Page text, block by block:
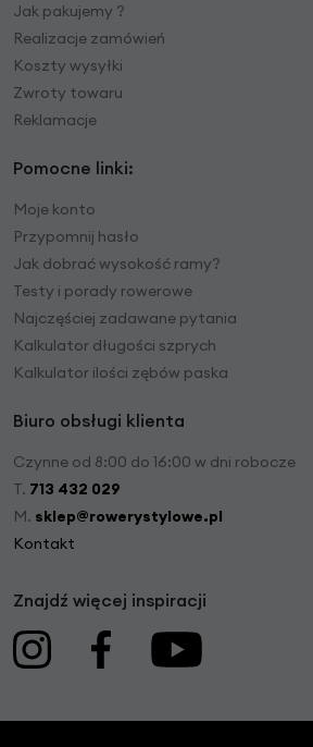
Jak pakujemy ?
Realizacje zamówień
Koszty wysyłki
Zwroty towaru
Reklamacje
Pomocne linki:
Moje konto
Przypomnij hasło
Jak dobrać wysokość ramy?
Testy i porady rowerowe
Najczęściej zadawane pytania
Kalkulator długości szprych
Kalkulator ilości zębów paska
Biuro obsługi klienta
Czynne od 8:00 do 16:00 w dni robocze
T. 713 432 029
M. sklep@rowerystylowe.pl
Kontakt
Znajdź więcej inspiracji